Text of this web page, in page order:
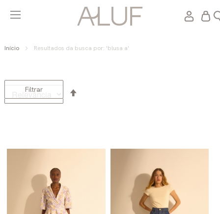
Meu
Início Resultados da busca por: 'blusa a'
Filtrar